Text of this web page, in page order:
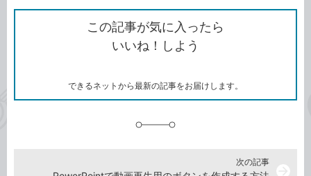
で
シ
ェ
ア
シ
ェ
ア
な
ッ
ク
ク
ク
を
コ
この記事が気に入ったら
いいね！しよう
できるネットから最新の記事をお届けします。
次の記事